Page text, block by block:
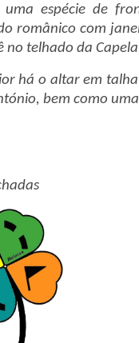
uma espécie de
românico com
no telhado da
há o altar em
bem como